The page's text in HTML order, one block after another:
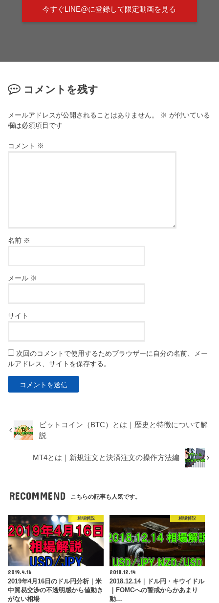
今すぐLINE@に登録して限定動画を見る
コメントを残す
メールアドレスが公開されることはありません。 ※ が付いている
欄は必須項目です
コメント ※
名前 ※
メール ※
サイト
次回のコメントで使用するためブラウザーに自分の名前、メー
ルアドレス、サイトを保存する。
ビットコイン（BTC）とは｜歴史と特徴について解
説
MT4とは｜新規注文と決済注文の操作方法編
RECOMMEND こちらの記事も人気です。
相場解説
2019.4.16
2019年4月16日のドル円分析｜米
中貿易交渉の不透明感から値動き
がない相場
相場解説
2018.12.14
2018.12.14｜ドル円・キウイドル
｜FOMCへの警戒からかあまり
動…